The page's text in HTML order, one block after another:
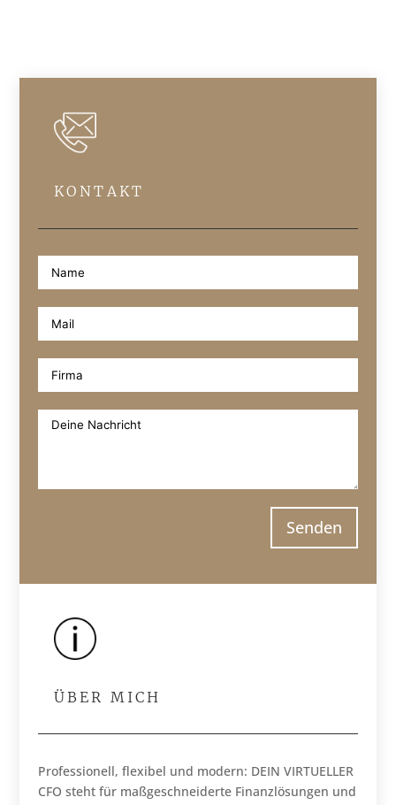
KONTAKT
Senden
ÜBER MICH
Professionell, flexibel und modern: DEIN VIRTUELLER
CFO steht für maßgeschneiderte Finanzlösungen und